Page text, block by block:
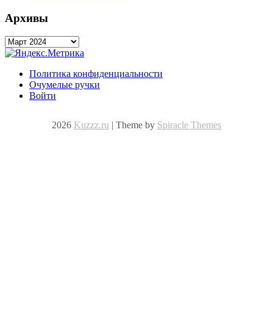
Архивы
Архивы
Политика конфиденциальности
Очумелые ручки
Войти
2026 Kuzzz.ru | Theme by Spiracle Themes